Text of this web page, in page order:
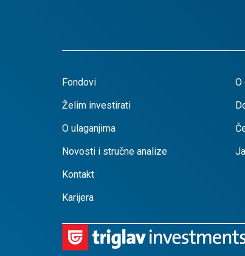
Fondovi
Želim investirati
O ulaganjima
Novosti i stručne analize
Kontakt
Karijera
O